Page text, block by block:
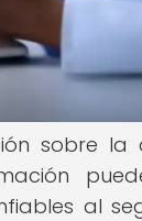
sobre
al